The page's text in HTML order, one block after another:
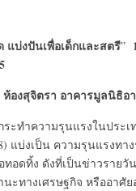
แบ่งปันเพื่อเด็กและสตรี”
ห้องสุจิตรา อาคารมูลนิธิอ
ะทำความรุนแรงในประเ
แบ่งเป็น ความรุนแรงทา
ทอดทิ้ง ดังที่เป็นข่าวราย
นะทางเศรษฐกิจ หรืออา